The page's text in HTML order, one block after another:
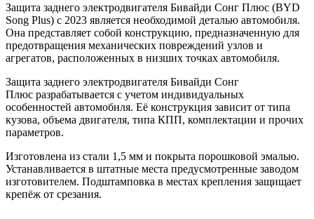
Защита заднего электродвигателя Бивайди Сонг Плюс (BYD
Song Plus) с 2023 является необходимой деталью автомобиля.
Она представляет собой конструкцию, предназначенную для
предотвращения механических повреждений узлов и
агрегатов, расположенных в низших точках автомобиля.
Защита заднего электродвигателя Бивайди Сонг
Плюс разрабатывается с учетом индивидуальных
особенностей автомобиля. Её конструкция зависит от типа
кузова, объема двигателя, типа КПП, комплектации и прочих
параметров.
Изготовлена из стали 1,5 мм и покрыта порошковой эмалью.
Устанавливается в штатные места предусмотренные заводом
изготовителем. Подштамповка в местах крепления защищает
крепёж от срезания.